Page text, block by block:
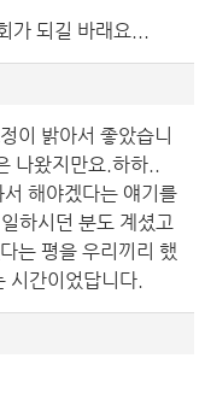
가 되길 바래요...
이 밝아서 좋았습니
나왔지만요.하하..
해야겠다는 얘기를
하시던 분도 계셨고
는 평을 우리끼리 했
시간이었답니다.